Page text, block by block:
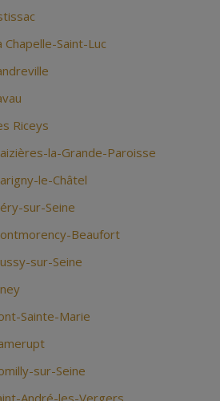
Saint-Luc
Riceys
la-Grande-Paroisse
le-Châtel
sur-Seine
Beaufort
sur-Seine
Sainte-Marie
sur-Seine